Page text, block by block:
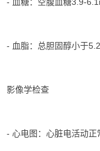
- 血脂：总胆固醇小于
影像学检查
- 心电图：心脏电活动正